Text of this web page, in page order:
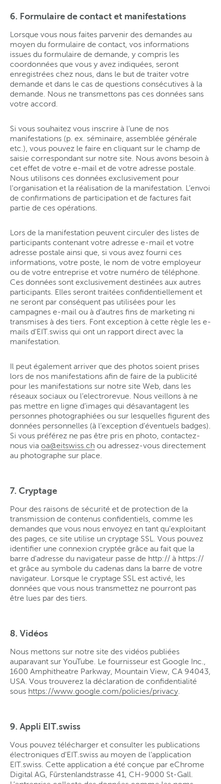
6. Formulaire de contact et manifestations
Lorsque vous nous faites parvenir des demandes au
moyen du formulaire de contact, vos informations
issues du formulaire de demande, y compris les
coordonnées que vous y avez indiquées, seront
enregistrées chez nous, dans le but de traiter votre
demande et dans le cas de questions consécutives à la
demande. Nous ne transmettons pas ces données sans
votre accord.
Si vous souhaitez vous inscrire à l’une de nos
manifestations (p. ex. séminaire, assemblée générale
etc.), vous pouvez le faire en cliquant sur le champ de
saisie correspondant sur notre site. Nous avons besoin à
cet effet de votre e-mail et de votre adresse postale.
Nous utilisons ces données exclusivement pour
l'organisation et la réalisation de la manifestation. L’envoi
de confirmations de participation et de factures fait
partie de ces opérations.
Lors de la manifestation peuvent circuler des listes de
participants contenant votre adresse e-mail et votre
adresse postale ainsi que, si vous avez fourni ces
informations, votre poste, le nom de votre employeur
ou de votre entreprise et votre numéro de téléphone.
Ces données sont exclusivement destinées aux autres
participants. Elles seront traitées confidentiellement et
ne seront par conséquent pas utilisées pour les
campagnes e-mail ou à d’autres fins de marketing ni
transmises à des tiers. Font exception à cette règle les e-
mails d'EIT.swiss qui ont un rapport direct avec la
manifestation.
Il peut également arriver que des photos soient prises
lors de nos manifestations afin de faire de la publicité
pour les manifestations sur notre site Web, dans les
réseaux sociaux ou l’electrorevue. Nous veillons à ne
pas mettre en ligne d’images qui désavantagent les
personnes photographiées ou sur lesquelles figurent des
données personnelles (à l’exception d’éventuels badges).
Si vous préférez ne pas être pris en photo, contactez-
nous via oa@eitswiss ch ou adressez-vous directement
au photographe sur place.
7. Cryptage
Pour des raisons de sécurité et de protection de la
transmission de contenus confidentiels, comme les
demandes que vous nous envoyez en tant qu'exploitant
des pages, ce site utilise un cryptage SSL. Vous pouvez
identifier une connexion cryptée grâce au fait que la
barre d'adresse du navigateur passe de http:// à https://
et grâce au symbole du cadenas dans la barre de votre
navigateur. Lorsque le cryptage SSL est activé, les
données que vous nous transmettez ne pourront pas
être lues par des tiers.
8. Vidéos
Nous mettons sur notre site des vidéos publiées
auparavant sur YouTube. Le fournisseur est Google Inc.,
1600 Amphitheatre Parkway, Mountain View, CA 94043,
USA. Vous trouverez la déclaration de confidentialité
sous https://www.google.com/policies/privacy
9. Appli EIT.swiss
Vous pouvez télécharger et consulter les publications
électroniques d'EIT.swiss au moyen de l’application
EIT.swiss. Cette application a été conçue par eChrome
Digital AG, Fürstenlandstrasse 41, CH-9000 St-Gall.